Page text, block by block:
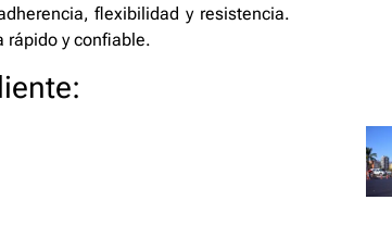
flexibilidad y resistencia.
rápido y confiable.